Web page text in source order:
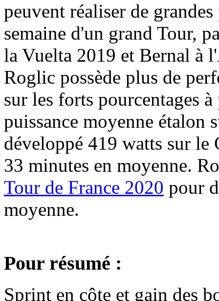
peuvent réaliser de
semaine d'un grand Tour,
la Vuelta 2019 et Bernal à
Roglic possède plus de
sur les forts pourcentages
puissance moyenne étalon
développé 419 watts sur le
33 minutes en moyenne.
Tour de France 2020 pour
moyenne.
Pour résumé :
Sprint en côte et gain des